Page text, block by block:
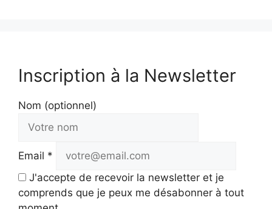
Inscription à la Newsletter
Nom (optionnel)
Email *
J'accepte de recevoir la newsletter et je
comprends que je peux me désabonner à tout